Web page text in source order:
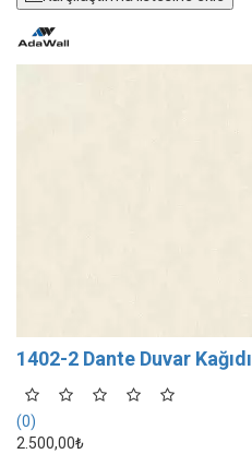
1402-2 Dante Duvar Kağıdı
(0)
2.500,00₺